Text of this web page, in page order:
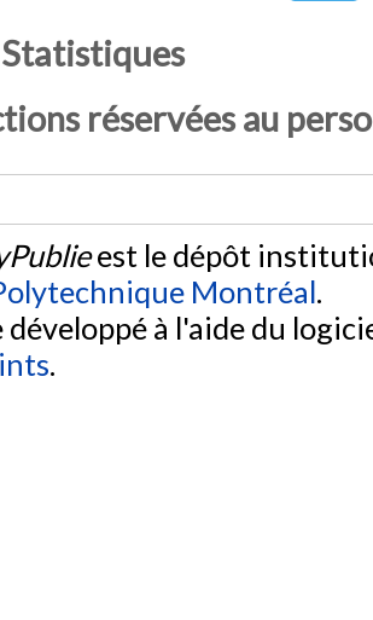
Statistiques
réservées au
est le dépôt
Montréal.
développé à l'aide du
.